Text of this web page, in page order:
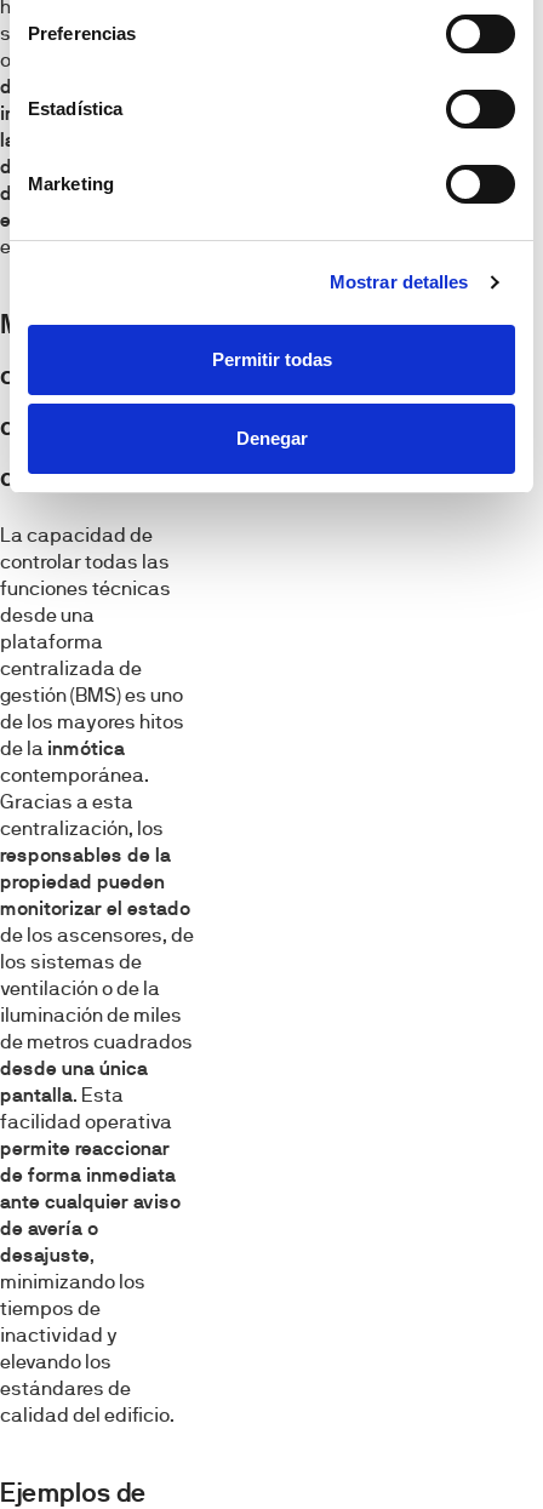
Preferencias
Estadística
Marketing
Mostrar detalles
Permitir todas
Denegar
hidráulica o fallo del
sistema. Esta
optimización
de forma drástica el
impacto ecológico de
la construcción y
disminuye el
desgaste de los
equipos técnicos
edificio.
Monitorización
centralizada
desde un único
dispositivo
La capacidad de
controlar todas las
funciones técnicas
desde una
plataforma
centralizada de
gestión (BMS) es uno
de los mayores hitos
de la inmótica
contemporánea.
Gracias a esta
centralización, los
responsables de la
propiedad pueden
monitorizar el estado
de los ascensores, de
los sistemas de
ventilación o de la
iluminación de miles
de metros cuadrados
desde una única
pantalla. Esta
facilidad operativa
permite reaccionar
de forma inmediata
ante cualquier aviso
de avería o
desajuste,
minimizando los
tiempos de
inactividad y
elevando los
estándares de
calidad del edificio.
Ejemplos de